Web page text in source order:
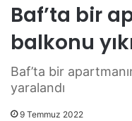
Baf’ta bir
balkonu
Baf’ta bir
yaralandı
9 Temmuz 2022